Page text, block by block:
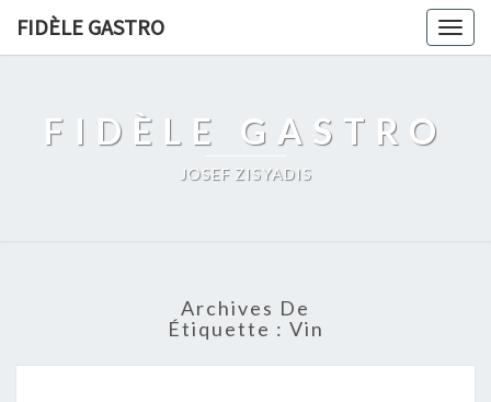
FIDÈLE GASTRO
FIDÈLE GASTRO
JOSEF ZISYADIS
Archives De
Étiquette : Vin